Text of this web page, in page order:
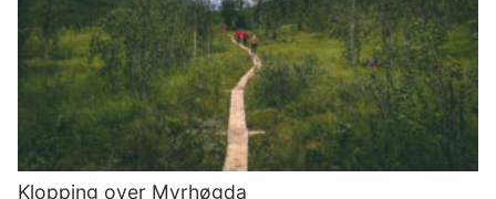
Klopping over Myrhøgda